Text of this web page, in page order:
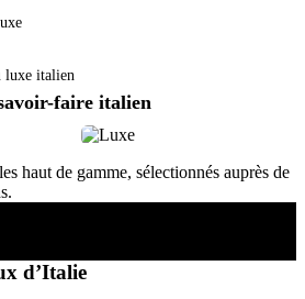
luxe italien
faire italien
haut de gamme, sélectionnés auprès de
d’Italie